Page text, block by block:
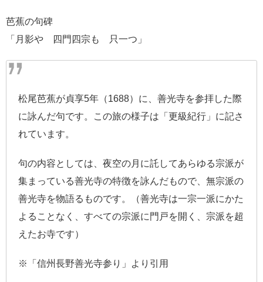
芭蕉の句碑
「月影や 四門四宗も 只一つ」
松尾芭蕉が貞享5年（1688）に、善光寺を参拝した際
に詠んだ句です。この旅の様子は「更級紀行」に記さ
れています。
句の内容としては、夜空の月に託してあらゆる宗派が
集まっている善光寺の特徴を詠んだもので、無宗派の
善光寺を物語るものです。（善光寺は一宗一派にかた
よることなく、すべての宗派に門戸を開く、宗派を超
えたお寺です）
※「信州長野善光寺参り」より引用